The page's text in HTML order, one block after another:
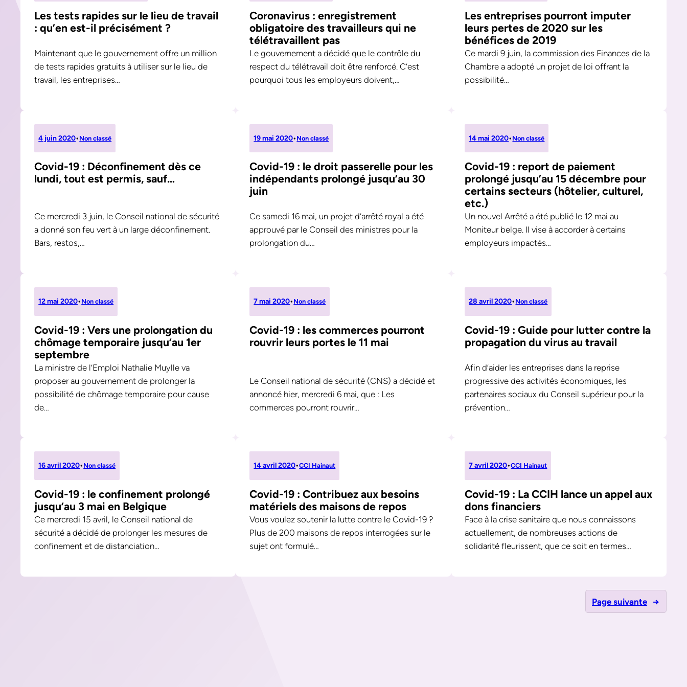
Les tests rapides sur le lieu de travail
: qu’en est-il précisément ?
Maintenant que le gouvernement offre un million
de tests rapides gratuits à utiliser sur le lieu de
travail, les entreprises…
Coronavirus : enregistrement
obligatoire des travailleurs qui ne
télétravaillent pas
Le gouvernement a décidé que le contrôle du
respect du télétravail doit être renforcé. C’est
pourquoi tous les employeurs doivent,…
Les entreprises pourront imputer
leurs pertes de 2020 sur les
bénéfices de 2019
Ce mardi 9 juin, la commission des Finances de la
Chambre a adopté un projet de loi offrant la
possibilité…
4 juin 2020• Non classé
Covid-19 : Déconfinement dès ce
lundi, tout est permis, sauf…
Ce mercredi 3 juin, le Conseil national de sécurité
a donné son feu vert à un large déconfinement.
Bars, restos,…
19 mai 2020• Non classé
Covid-19 : le droit passerelle pour les
indépendants prolongé jusqu’au 30
juin
Ce samedi 16 mai, un projet d’arrêté royal a été
approuvé par le Conseil des ministres pour la
prolongation du…
14 mai 2020• Non classé
Covid-19 : report de paiement
prolongé jusqu’au 15 décembre pour
certains secteurs (hôtelier, culturel,
etc.)
Un nouvel Arrêté a été publié le 12 mai au
Moniteur belge. Il vise à accorder à certains
employeurs impactés…
12 mai 2020• Non classé
Covid-19 : Vers une prolongation du
chômage temporaire jusqu’au 1er
septembre
La ministre de l’Emploi Nathalie Muylle va
proposer au gouvernement de prolonger la
possibilité de chômage temporaire pour cause
de…
7 mai 2020• Non classé
Covid-19 : les commerces pourront
rouvrir leurs portes le 11 mai
Le Conseil national de sécurité (CNS) a décidé et
annoncé hier, mercredi 6 mai, que : Les
commerces pourront rouvrir…
28 avril 2020• Non classé
Covid-19 : Guide pour lutter contre la
propagation du virus au travail
Afin d’aider les entreprises dans la reprise
progressive des activités économiques, les
partenaires sociaux du Conseil supérieur pour la
prévention…
16 avril 2020• Non classé
Covid-19 : le confinement prolongé
jusqu’au 3 mai en Belgique
Ce mercredi 15 avril, le Conseil national de
sécurité a décidé de prolonger les mesures de
confinement et de distanciation…
14 avril 2020•CCI Hainaut
Covid-19 : Contribuez aux besoins
matériels des maisons de repos
Vous voulez soutenir la lutte contre le Covid-19 ?
Plus de 200 maisons de repos interrogées sur le
sujet ont formulé…
7 avril 2020•CCI Hainaut
Covid-19 : La CCIH lance un appel aux
dons financiers
Face à la crise sanitaire que nous connaissons
actuellement, de nombreuses actions de
solidarité fleurissent, que ce soit en termes…
Page suivante →